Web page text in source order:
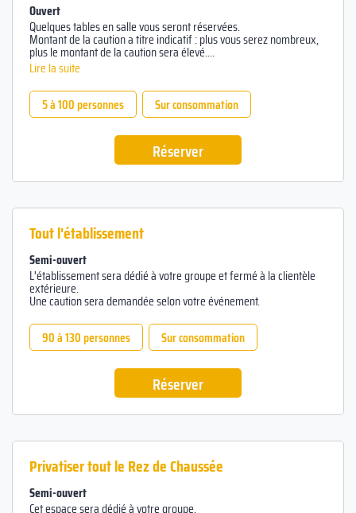
Ouvert
Quelques tables en salle vous seront réservées.
Montant de la caution a titre indicatif : plus vous serez nombreux,
plus le montant de la caution sera élevé.
Le chèque vous sera rendu à la fin de votre soirée.
Lire la suite
5 à 100 personnes
Sur consommation
Réserver
Tout l'établissement
Semi-ouvert
L'établissement sera dédié à votre groupe et fermé à la clientèle
extérieure.
Une caution sera demandée selon votre événement.
90 à 130 personnes
Sur consommation
Réserver
Privatiser tout le Rez de Chaussée
Semi-ouvert
Cet espace sera dédié à votre groupe.